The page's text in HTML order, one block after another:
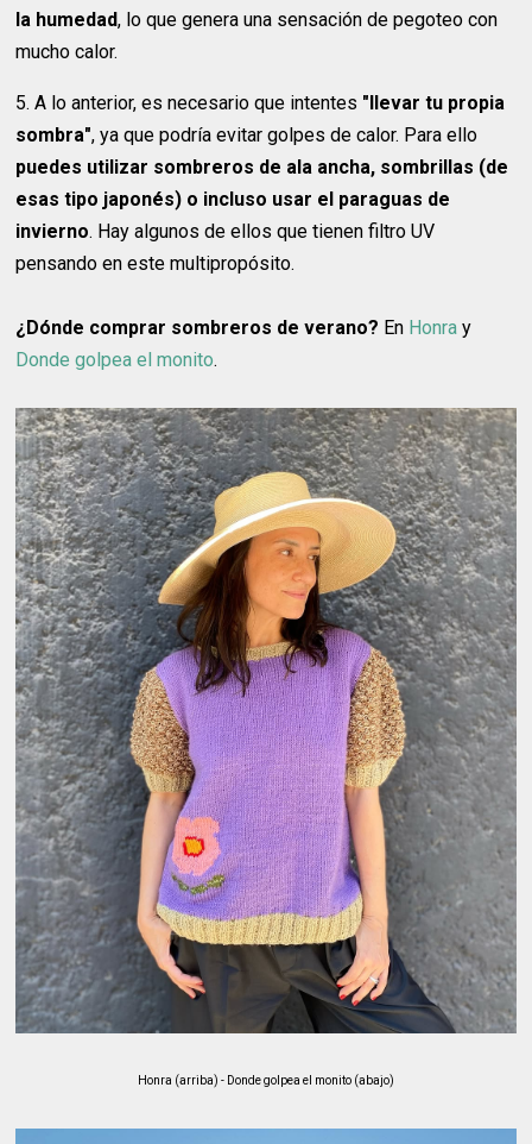
la humedad, lo que genera una sensación de pegoteo con
mucho calor.
5. A lo anterior, es necesario que intentes "llevar tu propia
sombra", ya que podría evitar golpes de calor. Para ello
puedes utilizar sombreros de ala ancha, sombrillas (de
esas tipo japonés) o incluso usar el paraguas de
invierno. Hay algunos de ellos que tienen filtro UV
pensando en este multipropósito.
¿Dónde comprar sombreros de verano? En Honra y
Donde golpea el monito.
Honra (arriba) - Donde golpea el monito (abajo)